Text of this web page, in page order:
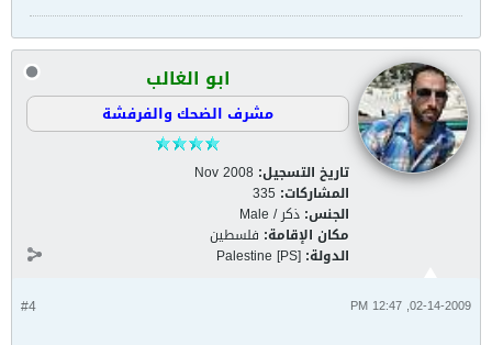
ابو الغالب
مشرف الضحك والفرفشة
تاريخ التسجيل: Nov 2008
المشاركات: 335
الجنس: ذكر / Male
مكان الإقامة: فلسطين
الدولة: Palestine [PS]
#4 02-14-2009, 12:47 PM